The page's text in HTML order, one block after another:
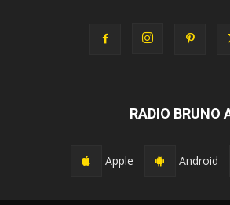
RADIO BRUNO
Apple Android